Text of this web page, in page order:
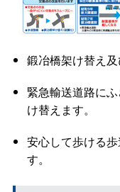
鍛冶橋架け替え及
緊急輸送道路に
け替えます。
安心して歩ける
す。